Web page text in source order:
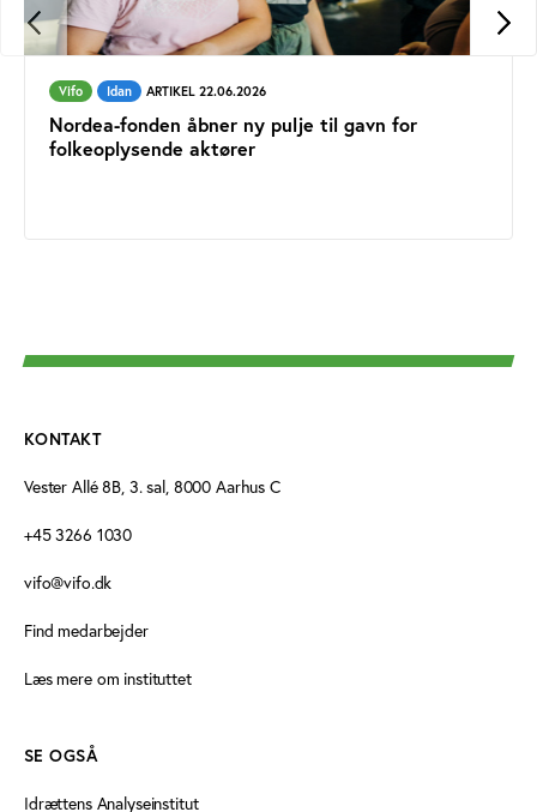
Vifo Idan ARTIKEL 22.06.2026
Nordea-fonden åbner ny pulje til gavn for
folkeoplysende aktører
KONTAKT
Vester Allé 8B, 3. sal, 8000 Aarhus C
+45 3266 1030
vifo@vifo.dk
Find medarbejder
Læs mere om instituttet
SE OGSÅ
Idrættens Analyseinstitut